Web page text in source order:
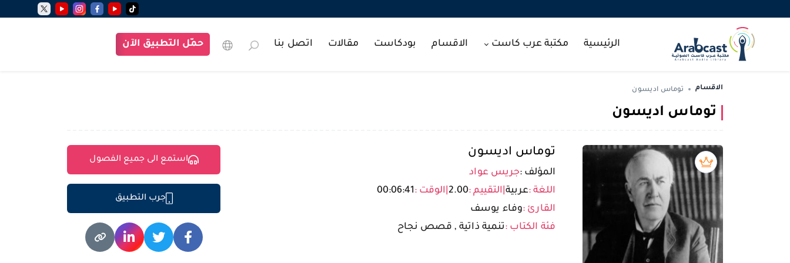
الرئيسية مكتبة عرب كاست الاقسام بودكاست مقالات اتصل بنا حمّل التطبيق الآن
الاقسام توماس اديسون
توماس اديسون
بريميوم book
توماس اديسون
المؤلف :جريس عواد
اللغة :عربية التقييم :2.00 الوقت :00:06:41
القارئ :وفاء يوسف
فئة الكتاب :تنمية ذاتية , قصص نجاح
استمع الى جميع الفصول
جرب التطبيق